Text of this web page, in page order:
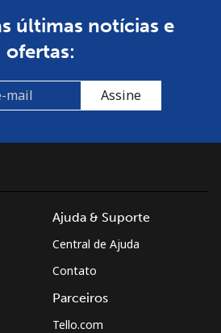
últimas notícias e
ofertas:
Assine
Ajuda & Suporte
Central de Ajuda
Contato
Parceiros
Tello.com